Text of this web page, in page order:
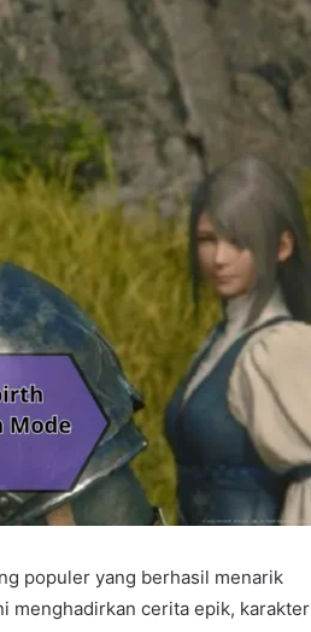
populer yang berhasil menarik
menghadirkan cerita epik, karakter